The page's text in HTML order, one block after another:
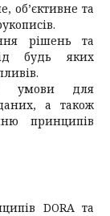
об’єктивне та
рішень та
будь яких
умови для
а також
принципів
DORA та